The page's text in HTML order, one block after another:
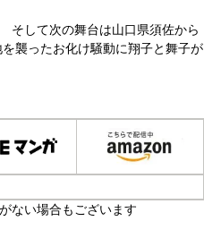
そして次の舞台は山口県須佐から
襲ったお化け騒動に翔子と舞子が
ない場合もございます